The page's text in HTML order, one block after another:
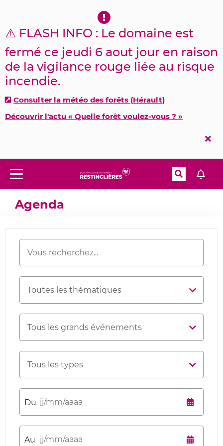
⚠️ FLASH INFO : Le domaine est
fermé ce jeudi 6 aout jour en raison
de la vigilance rouge liée au risque
incendie.
Consulter la météo des forêts (Hérault)
Découvrir l'actu « Quelle forêt voulez-vous ? »
Aller à la recherche
Menu
Agenda
Recherche
Thématique
événement
Date de
début
Date de fin